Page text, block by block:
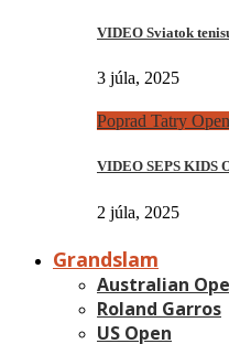
VIDEO Sviatok
3 júla, 2025
Poprad Tatry Open
VIDEO SEPS KIDS
2 júla, 2025
Grandslam
Australian
Roland Garros
US Open